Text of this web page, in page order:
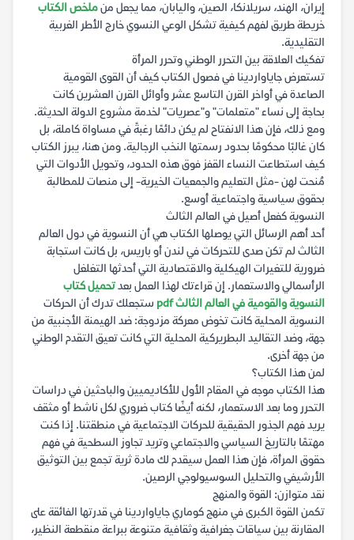
إيران، الهند، سريلانكا، الصين، واليابان، مما يجعل منملخص الكتاب
خريطة طريق لفهم كيفية تشكل الوعي النسوي خارج الأطر الغربية
التقليدية.
تفكيك العلاقة بين التحرر الوطني وتحرر المرأة
تستعرض جاياواردينا في فصول الكتاب كيف أن القوى القومية
الصاعدة في أواخر القرن التاسع عشر وأوائل القرن العشرين كانت
بحاجة إلى نساء "متعلمات" و"عصريات" لخدمة مشروع الدولة الحديثة.
ومع ذلك، فإن هذا الانفتاح لم يكن دائمًا رغبةً في مساواة كاملة، بل
كان غالبًا محكومًا بحدود رسمتها النخب الرجالية. ومن هنا، يبرز الكتاب
كيف استطاعت النساء القفز فوق هذه الحدود، وتحويل الأدوات التي
مُنحت لهن -مثل التعليم والجمعيات الخيرية- إلى منصات للمطالبة
بحقوق سياسية واجتماعية أوسع.
النسوية كفعل أصيل في العالم الثالث
أحد أهم الرسائل التي يوصلها الكتاب هي أن النسوية في دول العالم
الثالث لم تكن صدى للتحركات في لندن أو باريس، بل كانت استجابة
ضرورية للتغيرات الهيكلية والاقتصادية التي أحدثها التغلغل
الرأسمالي والاستعمار. إن قراءتك لهذا العمل بعدتحميل كتاب
النسوية والقومية في العالم الثالث pdf
ستجعلك تدرك أن الحركات
النسوية المحلية كانت تخوض معركة مزدوجة: ضد الهيمنة الأجنبية من
جهة، وضد التقاليد البطريركية المحلية التي كانت تعيق التقدم الوطني
من جهة أخرى.
لمن هذا الكتاب؟
هذا الكتاب موجه في المقام الأول للأكاديميين والباحثين في دراسات
التحرر وما بعد الاستعمار، لكنه أيضًا كتاب ضروري لكل ناشط أو مثقف
يريد فهم الجذور الحقيقية للحركات الاجتماعية في منطقتنا. إذا كنت
مهتمًا بالتاريخ السياسي والاجتماعي وتريد تجاوز السطحية في فهم
حقوق المرأة، فإن هذا العمل سيقدم لك مادة ثرية تجمع بين التوثيق
الأرشيفي والتحليل السوسيولوجي الرصين.
نقد متوازن: القوة والمنهج
تكمن القوة الكبرى في منهج كوماري جاياواردينا في قدرتها الفائقة على
المقارنة بين سياقات جغرافية وثقافية متنوعة ببراعة منقطعة النظير،